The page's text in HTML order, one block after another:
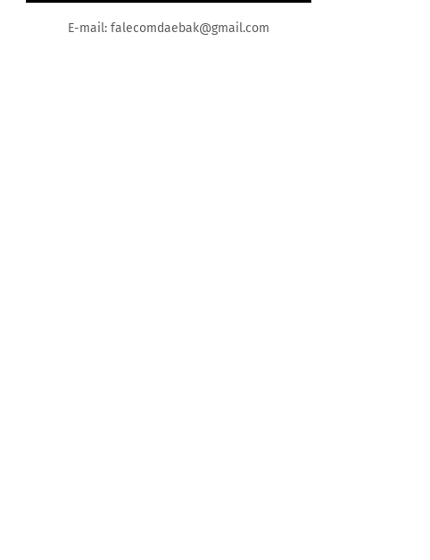
E-mail: falecomdaebak@gmail.com